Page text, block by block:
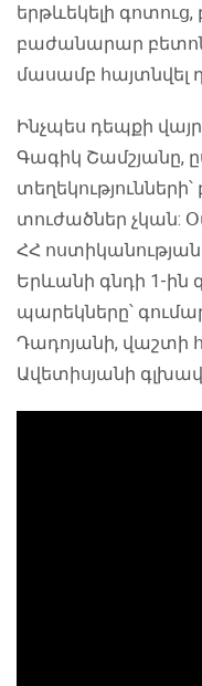
երթևեկելի
բաժանարար
մասամբ հայտնվել
Ինչպես դեպքի
Գագիկ Շամշյանը,
տուժածներ չկան:
ՀՀ
Երևանի գնդի 1-ին
պարեկները՝
Դադոյանի, վաշտի
Ավետիսյանի